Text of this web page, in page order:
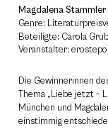
Magdalena Stammler
Genre:
Beteiligte: Carola
Veranstalter:
Die Gewinnerinnen
Thema „Liebe jetzt –
München und
einstimmig